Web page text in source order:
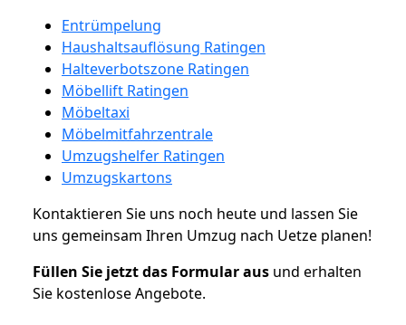
Entrümpelung
Haushaltsauflösung Ratingen
Halteverbotszone Ratingen
Möbellift Ratingen
Möbeltaxi
Möbelmitfahrzentrale
Umzugshelfer Ratingen
Umzugskartons
Kontaktieren Sie uns noch heute und lassen Sie
uns gemeinsam Ihren Umzug nach Uetze planen!
Füllen Sie jetzt das Formular aus und erhalten
Sie kostenlose Angebote.